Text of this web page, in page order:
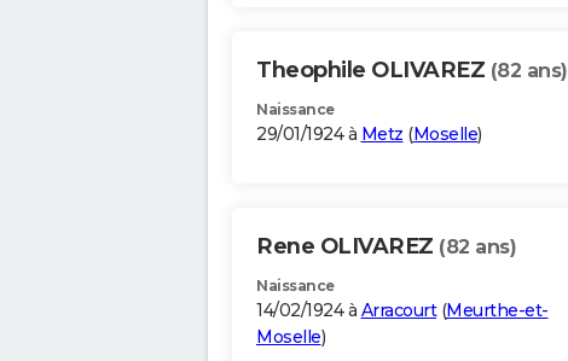
Theophile OLIVAREZ (82 ans)
Naissance
29/01/1924 à Metz (Moselle)
Rene OLIVAREZ (82 ans)
Naissance
14/02/1924 à Arracourt(Meurthe-et-
Moselle)